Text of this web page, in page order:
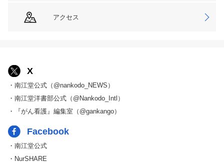
アクセス
X
・南江堂公式（@nankodo_NEWS）
・南江堂洋書部公式（@Nankodo_Intl）
・『がん看護』編集室（@gankango）
Facebook
・南江堂公式
・NurSHARE